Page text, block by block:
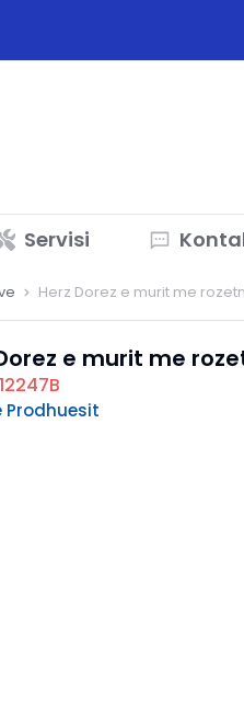
Servisi
Herz Dorez e murit me
e murit me
12247B
Prodhuesit